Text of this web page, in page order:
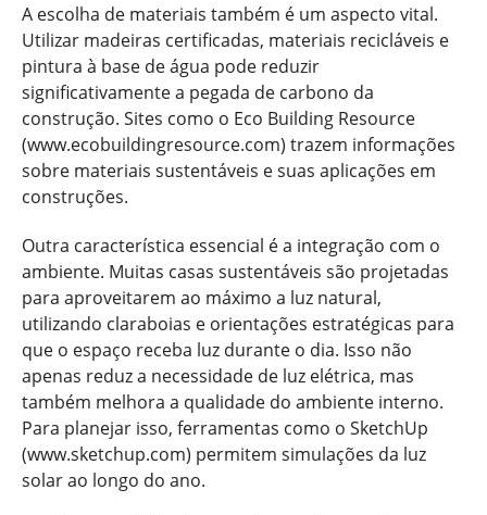
A escolha de materiais também é um aspecto vital.
Utilizar madeiras certificadas, materiais recicláveis e
pintura à base de água pode reduzir
significativamente a pegada de carbono da
construção. Sites como o Eco Building Resource
(www.ecobuildingresource.com) trazem informações
sobre materiais sustentáveis e suas aplicações em
construções.
Outra característica essencial é a integração com o
ambiente. Muitas casas sustentáveis são projetadas
para aproveitarem ao máximo a luz natural,
utilizando claraboias e orientações estratégicas para
que o espaço receba luz durante o dia. Isso não
apenas reduz a necessidade de luz elétrica, mas
também melhora a qualidade do ambiente interno.
Para planejar isso, ferramentas como o SketchUp
(www.sketchup.com) permitem simulações da luz
solar ao longo do ano.